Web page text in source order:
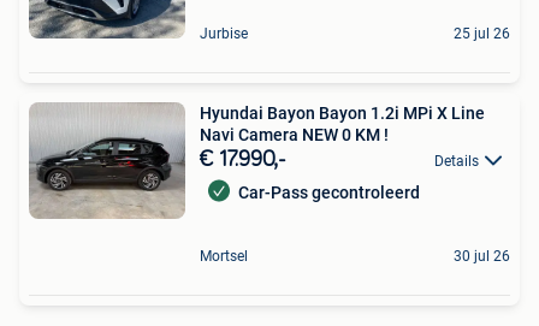
Jurbise 25 jul 26
Hyundai Bayon Bayon 1.2i MPi X Line
Navi Camera NEW 0 KM !
€ 17.990,- Details
Car-Pass gecontroleerd
Mortsel 30 jul 26